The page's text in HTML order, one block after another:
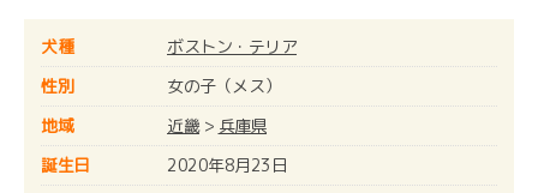
犬種
ボストン・テリア
性別
女の子（メス）
地域
近畿> 兵庫県
誕生日
2020年8月23日